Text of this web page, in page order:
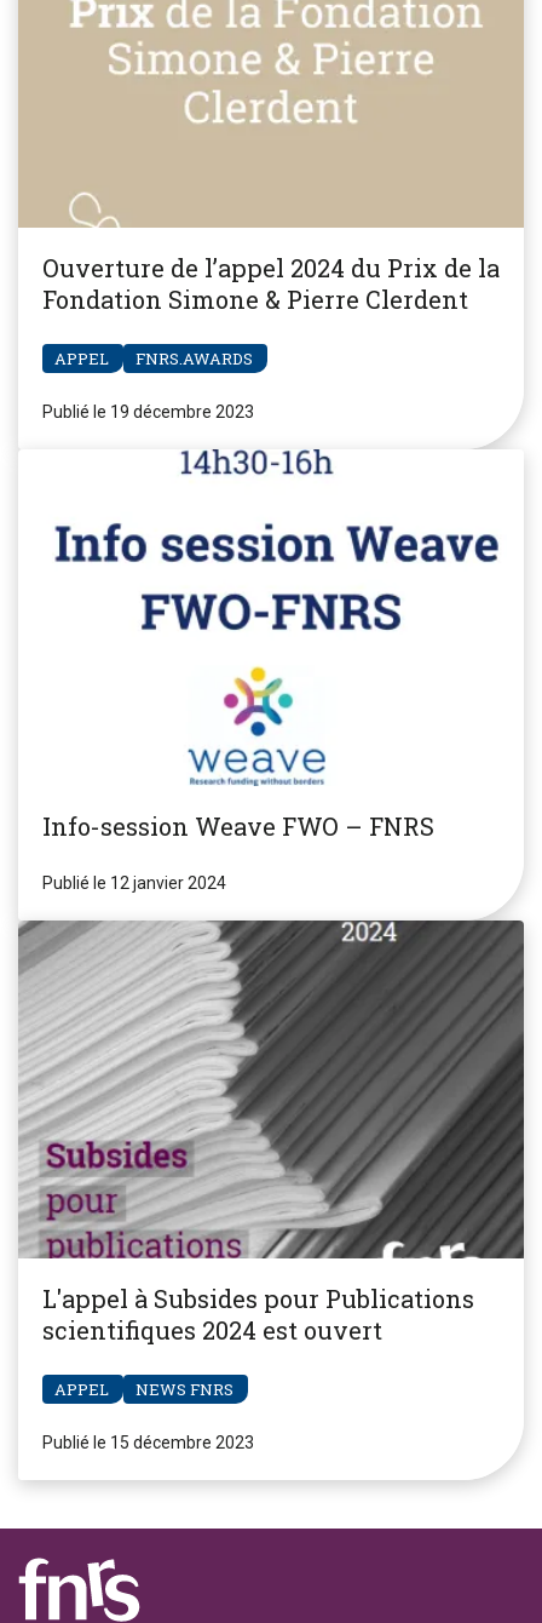
Ouverture de l’appel 2024 du Prix de la
Fondation Simone & Pierre Clerdent
APPEL FNRS.AWARDS
Publié le 19 décembre 2023
Info-session Weave FWO – FNRS
Publié le 12 janvier 2024
L'appel à Subsides pour Publications
scientifiques 2024 est ouvert
APPEL NEWS FNRS
Publié le 15 décembre 2023